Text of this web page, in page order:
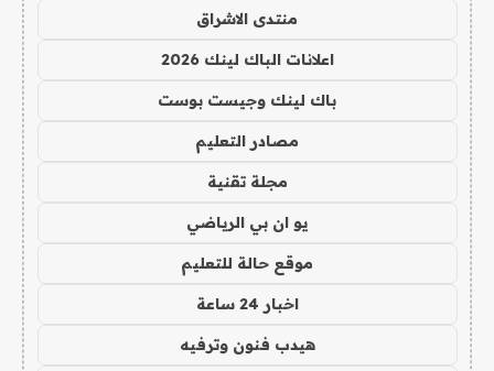
منتدى الاشراق
اعلانات الباك لينك 2026
باك لينك وجيست بوست
مصادر التعليم
مجلة تقنية
يو ان بي الرياضي
موقع حالة للتعليم
اخبار 24 ساعة
هيدب فنون وترفيه